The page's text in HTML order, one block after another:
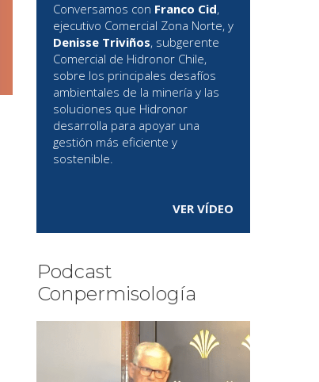
Conversamos con Franco Cid,
ejecutivo Comercial Zona Norte, y
Denisse Triviños, subgerente
Comercial de Hidronor Chile,
sobre los principales desafíos
ambientales de la minería y las
soluciones que Hidronor
desarrolla para apoyar una
gestión más eficiente y
sostenible.
VER VÍDEO
Podcast
Conpermisología